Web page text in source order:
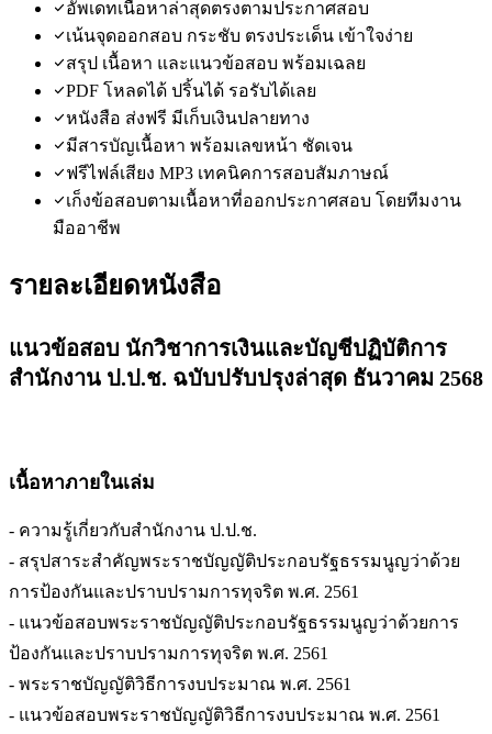
อัพเดทเนื้อหาล่าสุดตรงตามประกาศสอบ
เน้นจุดออกสอบ กระชับ ตรงประเด็น เข้าใจง่าย
สรุป เนื้อหา และแนวข้อสอบ พร้อมเฉลย
PDF โหลดได้ ปริ้นได้ รอรับได้เลย
หนังสือ ส่งฟรี มีเก็บเงินปลายทาง
มีสารบัญเนื้อหา พร้อมเลขหน้า ชัดเจน
ฟรีไฟล์เสียง MP3 เทคนิคการสอบสัมภาษณ์
เก็งข้อสอบตามเนื้อหาที่ออกประกาศสอบ โดยทีมงาน
มืออาชีพ
รายละเอียดหนังสือ
แนวข้อสอบ นักวิชาการเงินและบัญชีปฏิบัติการ
สำนักงาน ป.ป.ช. ฉบับปรับปรุงล่าสุด ธันวาคม 2568
เนื้อหาภายในเล่ม
- ความรู้เกี่ยวกับสำนักงาน ป.ป.ช.
- สรุปสาระสำคัญพระราชบัญญัติประกอบรัฐธรรมนูญว่าด้วย
การป้องกันและปราบปรามการทุจริต พ.ศ. 2561
- แนวข้อสอบพระราชบัญญัติประกอบรัฐธรรมนูญว่าด้วยการ
ป้องกันและปราบปรามการทุจริต พ.ศ. 2561
- พระราชบัญญัติวิธีการงบประมาณ พ.ศ. 2561
- แนวข้อสอบพระราชบัญญัติวิธีการงบประมาณ พ.ศ. 2561